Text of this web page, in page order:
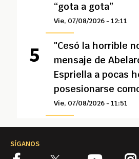
“gota a gota”
Vie, 07/08/2026 - 12:11
"Cesó la horrible
mensaje de
Espriella a pocas
posesionarse
Vie, 07/08/2026 - 11:51
SÍGANOS